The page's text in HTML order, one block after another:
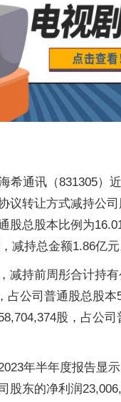
希通讯（831305）
议转让方式减持公
股总股本比例为
减持总金额1.86亿元
减持前周彤合计持
占公司普通股总股本
股，占公司
年半年度报告显
股东的净利润